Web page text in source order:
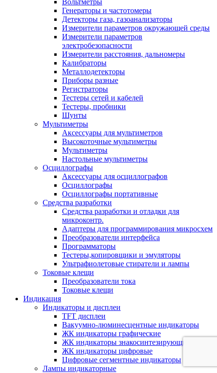
Вольтметры
Генераторы и частотомеры
Детекторы газа, газоанализаторы
Измерители параметров окружающей среды
Измерители параметров
электробезопасности
Измерители расстояния, дальномеры
Калибраторы
Металлодетекторы
Приборы разные
Регистраторы
Тестеры сетей и кабелей
Тестеры, пробники
Шунты
Мультиметры
Аксессуары для мультиметров
Высокоточные мультиметры
Мультиметры
Настольные мультиметры
Осциллографы
Аксессуары для осциллографов
Осциллографы
Осциллографы портативные
Средства разработки
Cредства разработки и отладки для
микроконтр.
Адаптеры для программирования микросхем
Преобразователи интерфейса
Программаторы
Тестеры,копировщики и эмуляторы
Ультрафиолетовые стиратели и лампы
Токовые клещи
Преобразователи тока
Токовые клещи
Индикация
Индикаторы и дисплеи
TFT дисплеи
Вакуумно-люминесцентные индикаторы
ЖК индикаторы графические
ЖК индикаторы знакосинтезирующие
ЖК индикаторы цифровые
Цифровые сегментные индикаторы
Лампы индикаторные